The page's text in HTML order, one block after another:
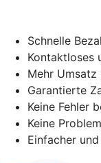
Schnelle
Kontaktloses
Mehr
Garantierte
Keine Fehler
Keine
Einfacher